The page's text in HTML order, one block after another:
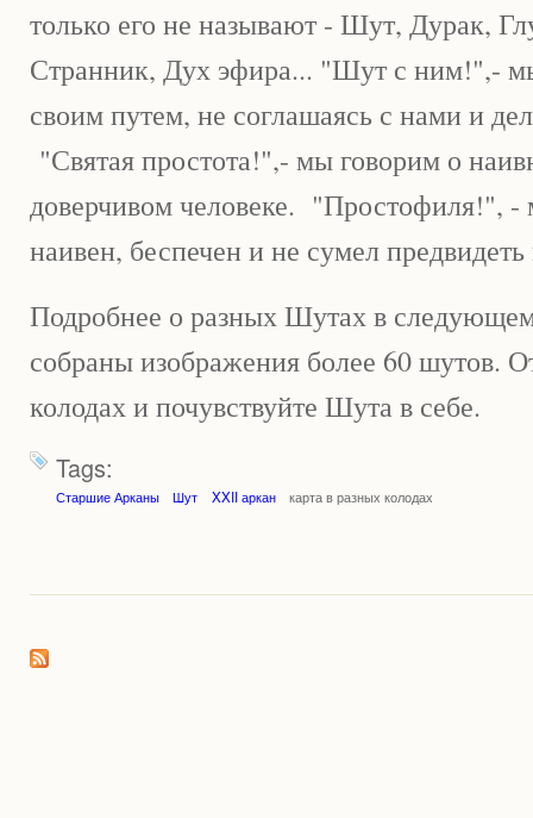
только его не называют - Шут, Дурак,
Странник, Дух эфира... "Шут с ним!",-
своим путем, не соглашаясь с нами и
"Святая простота!",- мы говорим о
доверчивом человеке. "Простофиля!", -
наивен, беспечен и не сумел
Подробнее о разных Шутах в
собраны изображения более 60 шутов.
колодах и почувствуйте Шута в себе.
Tags:
Старшие Арканы Шут XXII аркан карта в разных колодах